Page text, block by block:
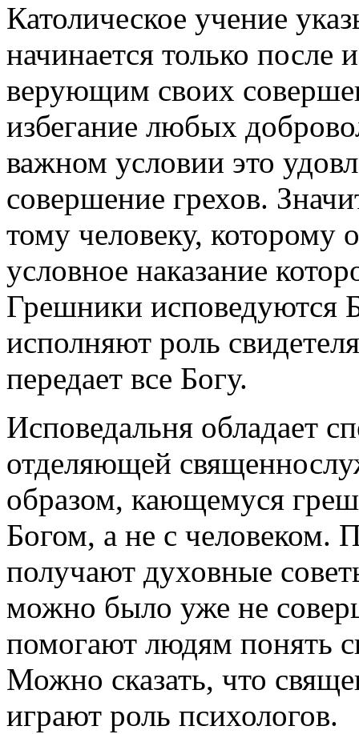
Католическое учение
начинается только после
верующим своих
избегание любых
важном условии это
совершение грехов.
тому человеку, которому
условное наказание
Грешники исповедуются
исполняют роль
передает все Богу.
Исповедальня обладает
отделяющей
образом, кающемуся
Богом, а не с человеком.
получают духовные
можно было уже не
помогают людям понять
Можно сказать, что
играют роль психологов.